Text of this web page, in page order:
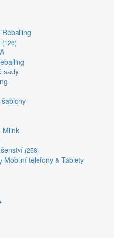
(126)
sady
šablony
Mlink
(258)
Mobilní telefony & Tablety